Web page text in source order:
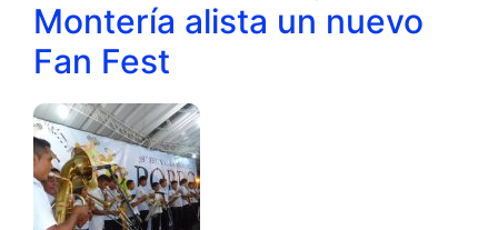
Montería alista un nuevo
Fan Fest